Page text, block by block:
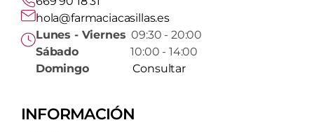
hola@farmaciacasillas.es
Lunes - Viernes 09:30 - 20:00
Sábado10:00 - 14:00
Domingo
Consultar
INFORMACIÓN